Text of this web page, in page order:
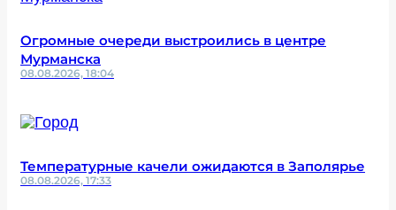
Огромные очереди выстроились в центре
Мурманска
08.08.2026, 18:04
Температурные качели ожидаются в Заполярье
08.08.2026, 17:33